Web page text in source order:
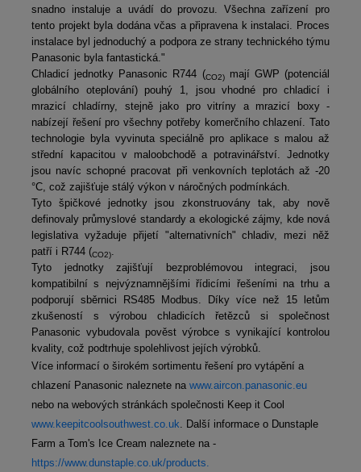
snadno instaluje a uvádí do provozu. Všechna zařízení pro
tento projekt byla dodána včas a připravena k instalaci. Proces
instalace byl jednoduchý a podpora ze strany technického týmu
Panasonic byla fantastická."
Chladicí jednotky Panasonic R744 (CO2)mají GWP (potenciál
globálního oteplování) pouhý 1, jsou vhodné pro chladicí i
mrazicí chladírny, stejně jako pro vitríny a mrazicí boxy -
nabízejí řešení pro všechny potřeby komerčního chlazení. Tato
technologie byla vyvinuta speciálně pro aplikace s malou až
střední kapacitou v maloobchodě a potravinářství. Jednotky
jsou navíc schopné pracovat při venkovních teplotách až -20
°C, což zajišťuje stálý výkon v náročných podmínkách.
Tyto špičkové jednotky jsou zkonstruovány tak, aby nově
definovaly průmyslové standardy a ekologické zájmy, kde nová
legislativa vyžaduje přijetí "alternativních" chladiv, mezi něž
patří i R744 (CO2).
Tyto jednotky zajišťují bezproblémovou integraci, jsou
kompatibilní s nejvýznamnějšími řídicími řešeními na trhu a
podporují sběrnici RS485 Modbus. Díky více než 15 letům
zkušeností s výrobou chladicích řetězců si společnost
Panasonic vybudovala pověst výrobce s vynikající kontrolou
kvality, což podtrhuje spolehlivost jejích výrobků.
Více informací o širokém sortimentu řešení pro vytápění a
chlazení Panasonic naleznete na www.aircon.panasonic.eu
nebo na webových stránkách společnosti Keep it Cool
www.keepitcoolsouthwest.co.uk. Další informace o Dunstaple
Farm a Tom's Ice Cream naleznete na -
https://www.dunstaple.co.uk/products.